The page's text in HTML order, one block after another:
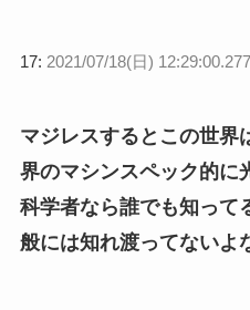
17: 2021/07/18(日)
マジレスするとこの世界
界のマシンスペック的に
科学者なら誰でも知って
般には知れ渡ってないよ